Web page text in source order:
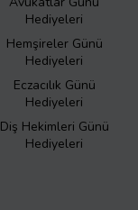
Hediyeleri
Hemşireler Günü
Hediyeleri
Eczacılık Günü
Hediyeleri
Diş Hekimleri Günü
Hediyeleri